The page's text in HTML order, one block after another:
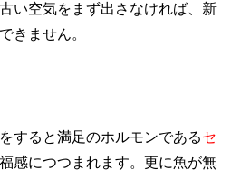
い空気をまず出さなければ、新
きません。
すると満足のホルモンであるセ
感につつまれます。更に魚が無